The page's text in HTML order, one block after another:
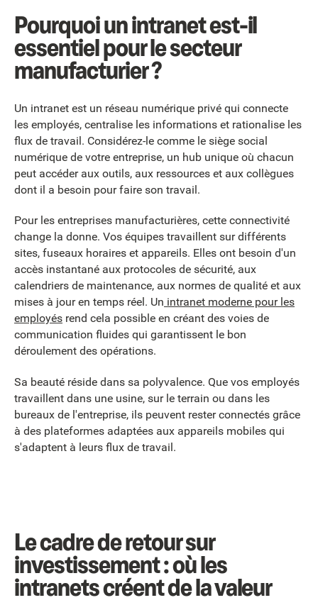
Pourquoi un intranet est-il
essentiel pour le secteur
manufacturier ?
Un intranet est un réseau numérique privé qui connecte
les employés, centralise les informations et rationalise les
flux de travail. Considérez-le comme le siège social
numérique de votre entreprise, un hub unique où chacun
peut accéder aux outils, aux ressources et aux collègues
dont il a besoin pour faire son travail.
Pour les entreprises manufacturières, cette connectivité
change la donne. Vos équipes travaillent sur différents
sites, fuseaux horaires et appareils. Elles ont besoin d'un
accès instantané aux protocoles de sécurité, aux
calendriers de maintenance, aux normes de qualité et aux
mises à jour en temps réel. Un intranet moderne pour les
employés rend cela possible en créant des voies de
communication fluides qui garantissent le bon
déroulement des opérations.
Sa beauté réside dans sa polyvalence. Que vos employés
travaillent dans une usine, sur le terrain ou dans les
bureaux de l'entreprise, ils peuvent rester connectés grâce
à des plateformes adaptées aux appareils mobiles qui
s'adaptent à leurs flux de travail.
Le cadre de retour sur
investissement : où les
intranets créent de la valeur